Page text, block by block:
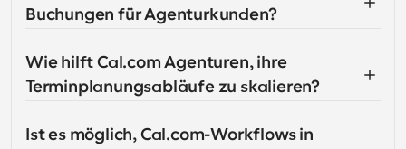
Buchungen für Agenturkunden?
Wie hilft Cal.com Agenturen, ihre
Terminplanungsabläufe zu skalieren?
Ist es möglich, Cal.com-Workflows in